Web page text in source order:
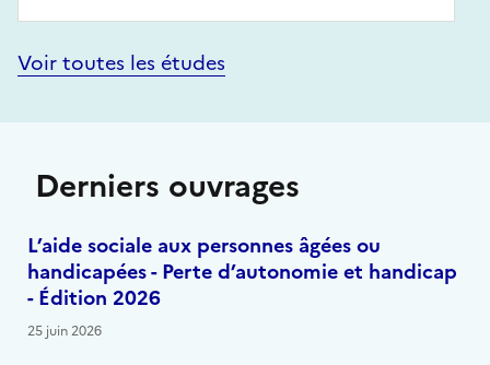
Voir toutes les études
Derniers ouvrages
L’aide sociale aux personnes âgées ou
handicapées - Perte d’autonomie et handicap
- Édition 2026
25 juin 2026